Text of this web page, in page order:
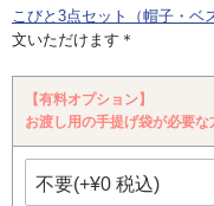
こびと3点セット（帽子・ベ
文いただけます＊
【有料オプション】
お渡し用の手提げ袋が必要な